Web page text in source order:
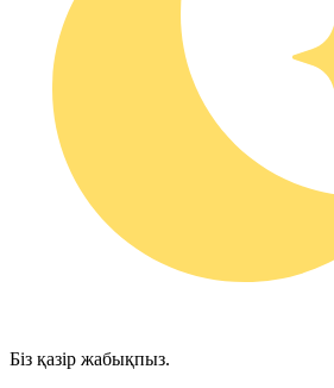
Біз қазір жабықпыз.